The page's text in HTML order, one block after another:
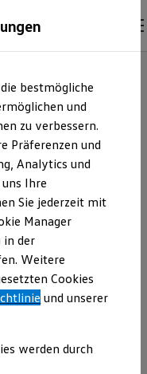
finden
& konfigurieren
KG |
&
über die
& Co. KG als
von Inhalten
Webseite
bestmögliche
und
zu verbessern.
Präferenzen und
Analytics und
Ihre
Sie jederzeit mit
Manager
in der
Weitere
Cookies
und unserer
werden durch